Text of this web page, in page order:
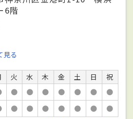
6階
見る
火 水 木 金 土 日
祝
● ● ● ● ● ●
●
● ● ● ● ● ●
●